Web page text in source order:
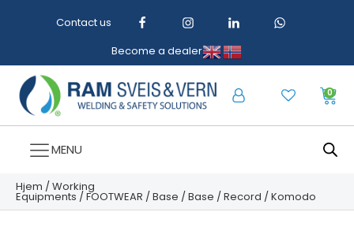
Contact us
Become a dealer
0
MENU
Hjem /Working
Equipments /FOOTWEAR /Base /Base /Record / Komodo